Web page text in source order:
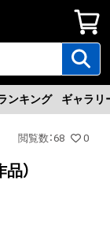
ンキング ギャラリ
閲覧数 ：68 0
）